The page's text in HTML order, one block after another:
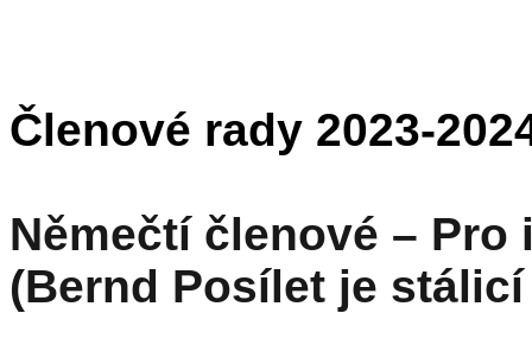
Členové rady 2023-
Němečtí členové – Pro
(Bernd Posílet je